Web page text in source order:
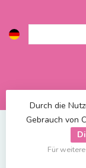
©
Durch die
Gebrauch von
Für